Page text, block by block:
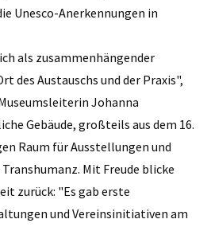
Unesco-Anerkennungen in
als zusammenhängender
des Austauschs und der Praxis",
Johanna
Gebäude, großteils aus dem 16.
Raum für Ausstellungen und
Mit Freude blicke
zurück: "Es gab erste
und Vereinsinitiativen am